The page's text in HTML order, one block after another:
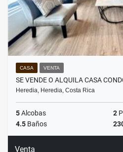
CASA VENTA
SE VENDE O ALQUILA CASA
Heredia, Heredia, Costa Rica
5Alcobas 2
4.5 Baños
Venta